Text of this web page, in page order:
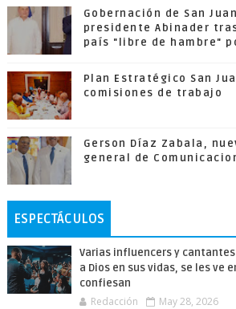
Gobernación de San
presidente Abinader
país "libre de hambre"
Plan Estratégico San
comisiones de trabajo
Gerson Díaz Zabala,
general de
ESPECTÁCULOS
Varias influencers y
a Dios en sus vidas, se les ve
confiesan
Redacción May 28, 2026